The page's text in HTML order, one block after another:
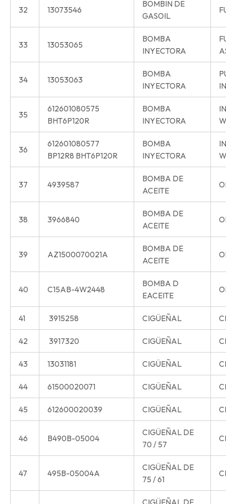
32 13073546
BOMBIN DE
GASOIL
33 13053065
BOMBA
INYECTORA
34 13053063
BOMBA
INYECTORA
35
612601080575
BHT6P120R
BOMBA
INYECTORA
36
612601080577
BP12R8 BHT6P120R
BOMBA
INYECTORA
37 4939587
BOMBA DE
ACEITE
38 3966840
BOMBA DE
ACEITE
39 AZ1500070021A
BOMBA DE
ACEITE
40 C15AB-4W2448
BOMBA D
EACEITE
41 3915258 CIGÜEÑAL
42 3917320 CIGÜEÑAL
43 13031181 CIGÜEÑAL
44 61500020071 CIGÜEÑAL
45 612600020039 CIGÜEÑAL
46 B490B-05004
CIGÜEÑAL DE
70 / 57
47 495B-05004A
CIGÜEÑAL DE
75 / 61